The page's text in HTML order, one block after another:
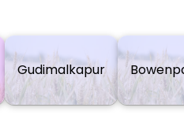
Gudimalkapur